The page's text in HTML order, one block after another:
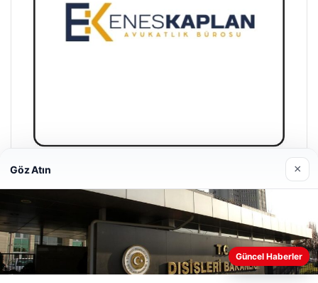
Enes Kaplan Avukatlık Bürosu
Web sitemizi nasıl kullandığınızı daha iyi anlayabilmek,
Göz Atın ×
Güncel Haberler